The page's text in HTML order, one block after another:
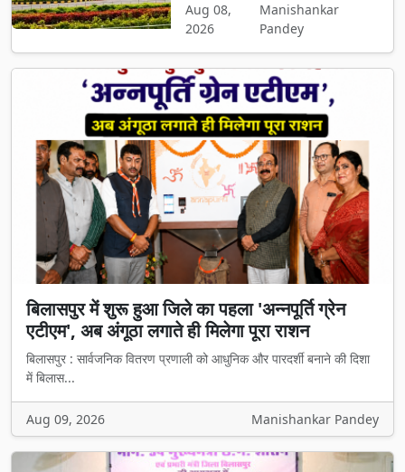
Aug 08,
2026
Manishankar
Pandey
बिलासपुर में शुरू हुआ जिले का पहला 'अन्नपूर्ति ग्रेन
एटीएम', अब अंगूठा लगाते ही मिलेगा पूरा राशन
बिलासपुर : सार्वजनिक वितरण प्रणाली को आधुनिक और पारदर्शी बनाने की दिशा
में बिलास...
Aug 09, 2026 Manishankar Pandey